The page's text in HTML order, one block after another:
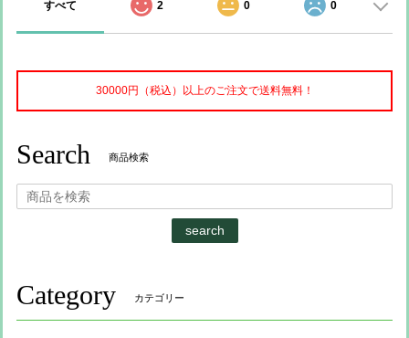
すべて 2 0 0
30000円（税込）以上のご注文で送料無料！
Search 商品検索
search
Category カテゴリー